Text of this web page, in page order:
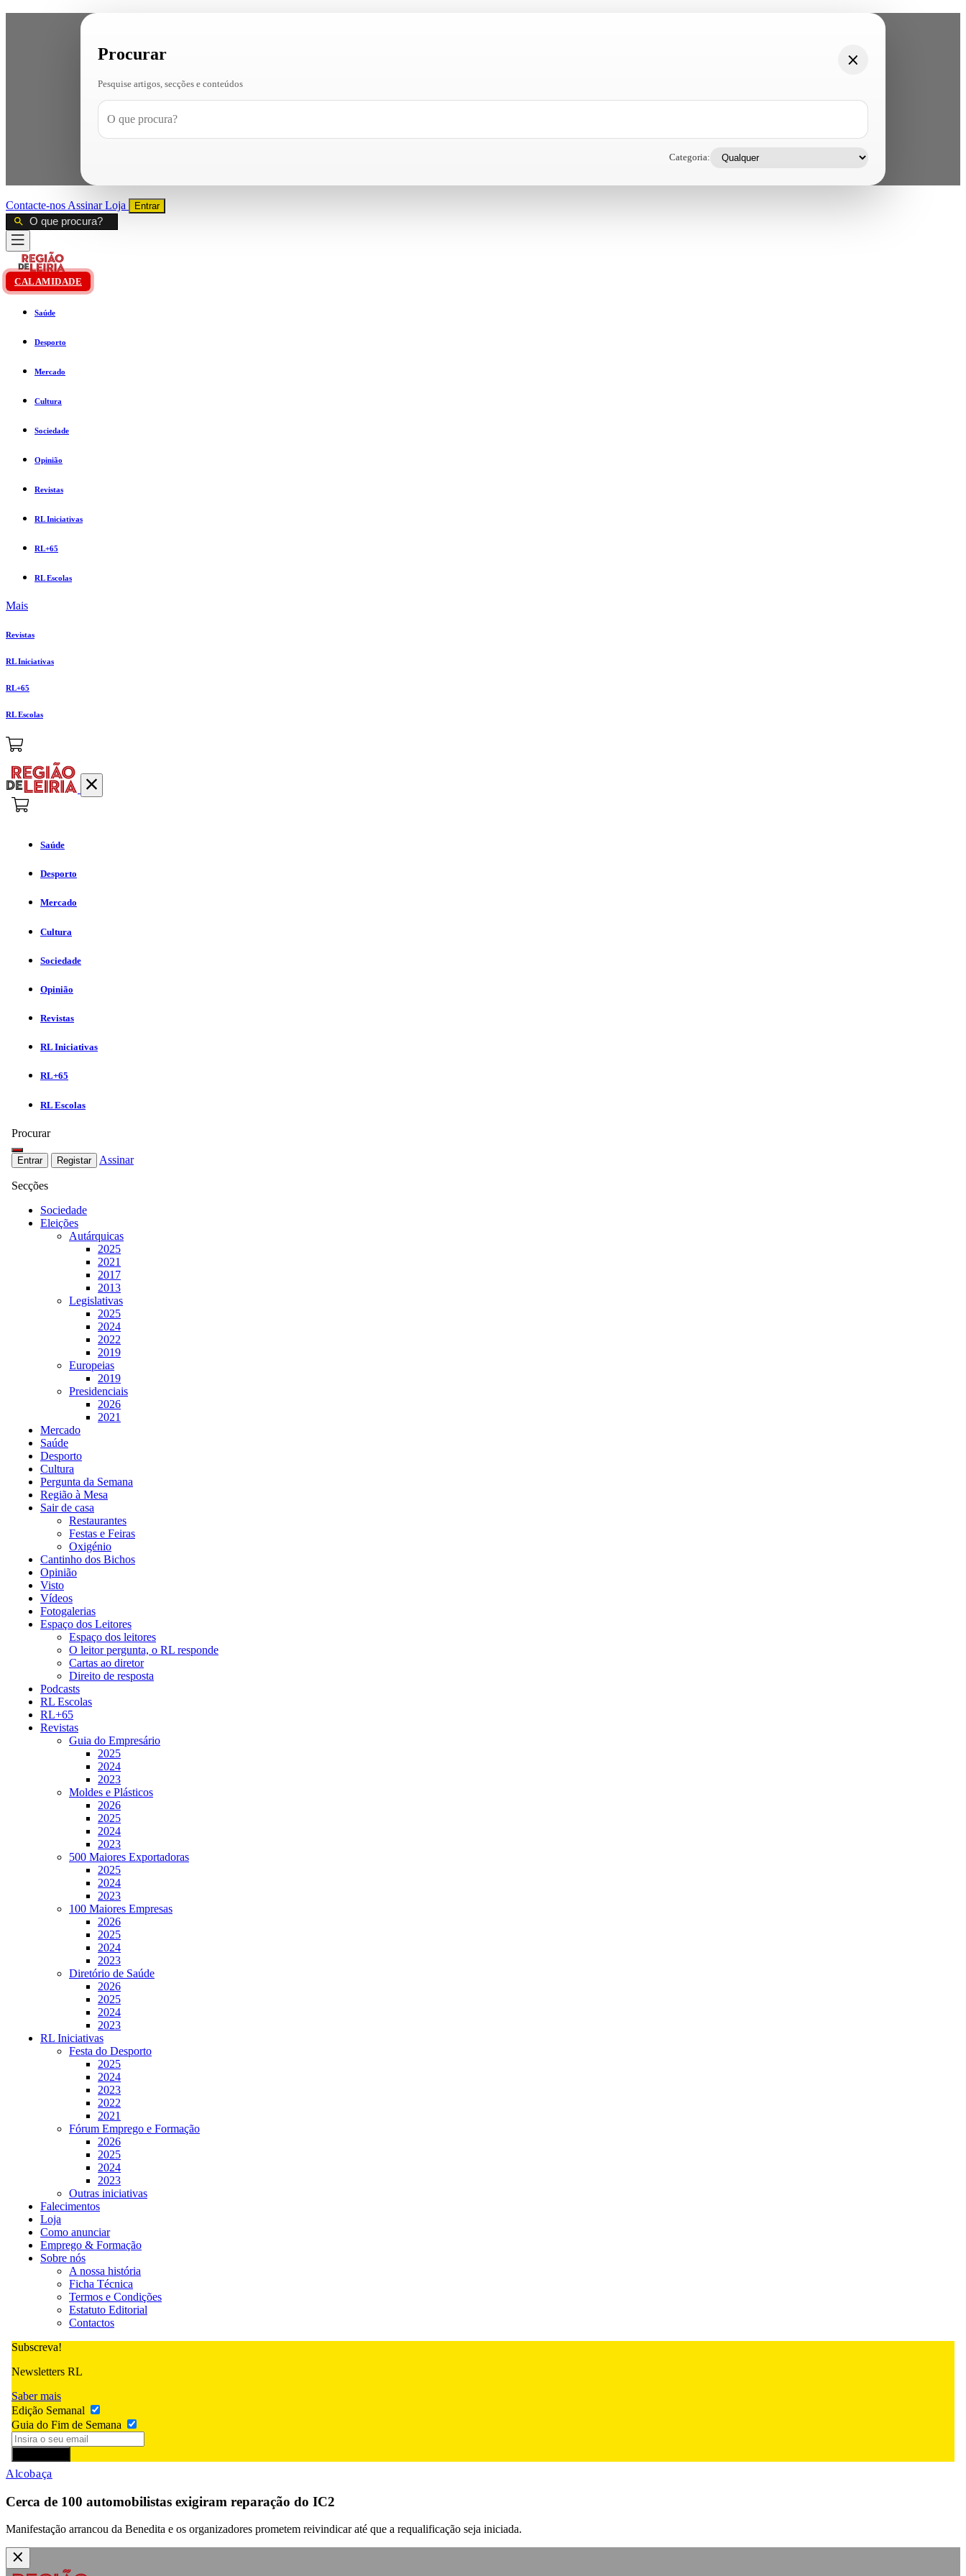
Procurar
Pesquise artigos, secções e conteúdos
Categoria:
Contacte-nos AssinarLoja Entrar
CALAMIDADE
Saúde
Desporto
Mercado
Cultura
Sociedade
Opinião
Revistas
RL Iniciativas
RL+65
RL Escolas
Mais
Revistas
RL Iniciativas
RL+65
RL Escolas
Saúde
Desporto
Mercado
Cultura
Sociedade
Opinião
Revistas
RL Iniciativas
RL+65
RL Escolas
Procurar
Entrar Registar Assinar
Secções
Sociedade
Eleições
Autárquicas
2025
2021
2017
2013
Legislativas
2025
2024
2022
2019
Europeias
2019
Presidenciais
2026
2021
Mercado
Saúde
Desporto
Cultura
Pergunta da Semana
Região à Mesa
Sair de casa
Restaurantes
Festas e Feiras
Oxigénio
Cantinho dos Bichos
Opinião
Visto
Vídeos
Fotogalerias
Espaço dos Leitores
Espaço dos leitores
O leitor pergunta, o RL responde
Cartas ao diretor
Direito de resposta
Podcasts
RL Escolas
RL+65
Revistas
Guia do Empresário
2025
2024
2023
Moldes e Plásticos
2026
2025
2024
2023
500 Maiores Exportadoras
2025
2024
2023
100 Maiores Empresas
2026
2025
2024
2023
Diretório de Saúde
2026
2025
2024
2023
RL Iniciativas
Festa do Desporto
2025
2024
2023
2022
2021
Fórum Emprego e Formação
2026
2025
2024
2023
Outras iniciativas
Falecimentos
Loja
Como anunciar
Emprego & Formação
Sobre nós
A nossa história
Ficha Técnica
Termos e Condições
Estatuto Editorial
Contactos
Subscreva!
Newsletters RL
Saber mais
Edição Semanal
Guia do Fim de Semana
Alcobaça
Cerca de 100 automobilistas exigiram reparação do IC2
Manifestação arrancou da Benedita e os organizadores prometem reivindicar até que a requalificação seja iniciada.